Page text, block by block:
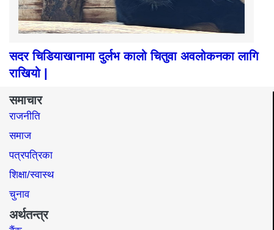
सदर चिडियाखानामा दुर्लभ कालो चितुवा अवलोकनका लागि
राखियो |
समाचार
राजनीति
समाज​
पत्रपत्रिका
शिक्षा/स्वास्थ
चुनाव
अर्थतन्त्र